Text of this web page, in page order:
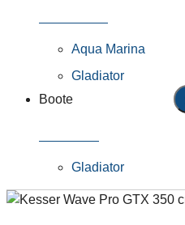
Aqua Marina
Gladiator
Boote
Gladiator